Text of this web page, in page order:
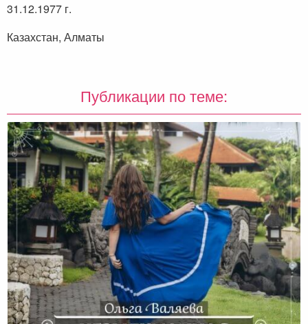
31.12.1977 г.
Казахстан, Алматы
Публикации по теме: